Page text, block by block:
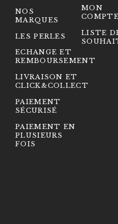
NOS
MARQUES
LES PERLES
ECHANGE ET
REMBOURSEMENT
LIVRAISON ET
CLICK&COLLECT
PAIEMENT
SÉCURISÉ
PAIEMENT EN
PLUSIEURS
FOIS
MON
COMPTE
LISTE